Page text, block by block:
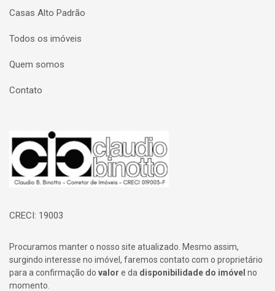
Casas Alto Padrão
Todos os imóveis
Quem somos
Contato
Página inicial
CRECI: 19003
Procuramos manter o nosso site atualizado. Mesmo assim,
surgindo interesse no imóvel, faremos contato com o proprietário
para a confirmação do valor e da disponibilidade do imóvel no
momento.